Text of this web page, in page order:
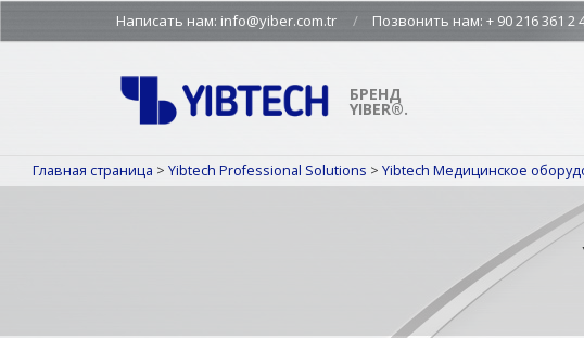
to
Написать нам: info@yiber.com.tr Позвонить нам: + 90 216 361 2
БРЕНД
YIBER®.
Главная страница > Yibtech Professional Solutions > Yibtech Медицинское